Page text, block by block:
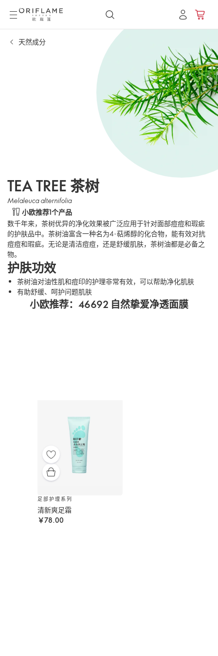
天然成分
TEA TREE 茶树
Melaleuca alternifolia
小欧推荐1个产品
数千年来，茶树优异的净化效果被广泛应用于针对面部痘痘和瑕疵
的护肤品中。茶树油富含一种名为4-萜烯醇的化合物，能有效对抗
痘痘和瑕疵。无论是清洁痘痘，还是舒缓肌肤，茶树油都是必备之
物。
护肤功效
茶树油对油性肌和痘印的护理非常有效，可以帮助净化肌肤
有助舒缓、呵护问题肌肤
小欧推荐：46692 自然挚爱净透面膜
足部护理系列
清新爽足霜
￥78.00